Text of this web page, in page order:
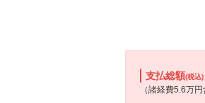
支払総額(税込)
（諸経費5.6万円